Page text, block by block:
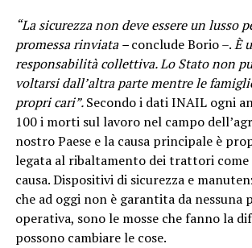
“La sicurezza non deve essere un lusso
promessa rinviata –conclude Borio –.È
responsabilità collettiva. Lo Stato non
voltarsi dall’altra parte mentre le
propri cari”.Secondo i dati INAIL ogni
100 i morti sul lavoro nel campo
nostro Paese e la causa principale è
legata al ribaltamento dei trattori
causa. Dispositivi di sicurezza e
che ad oggi non è garantita da nessuna
operativa, sono le mosse che fanno la
possono cambiare le cose.